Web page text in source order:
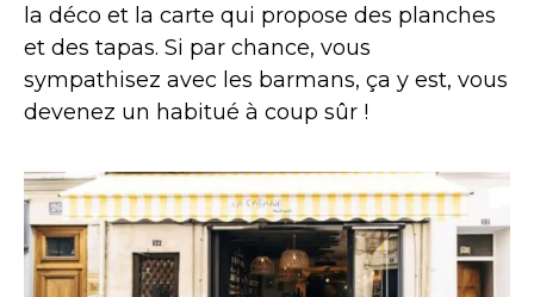
la déco et la carte qui propose des planches
et des tapas. Si par chance, vous
sympathisez avec les barmans, ça y est, vous
devenez un habitué à coup sûr !